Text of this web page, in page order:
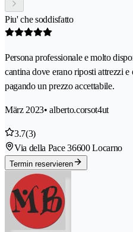
Piu' che soddisfatto
Persona professionale e molto
cantina dove erano riposti attrezzi
pagando un prezzo accettabile.
März 2023• alberto.corsot4ut
3.7(3)
Via della Pace 36600 Locarno
Termin reservieren